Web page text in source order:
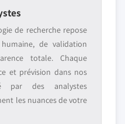
de recherche repose
de validation
totale. Chaque
et prévision dans nos
par des analystes
les nuances de votre